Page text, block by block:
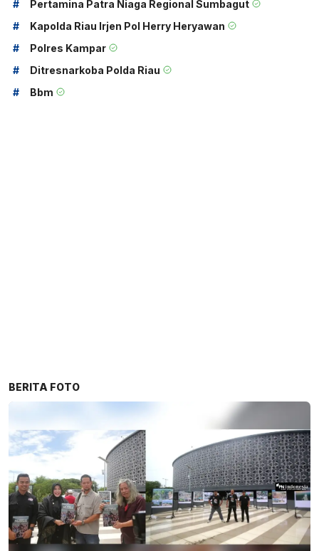
#
Pertamina Patra Niaga Regional Sumbagut
#
Kapolda Riau Irjen Pol Herry Heryawan
#
Polres Kampar
#
Ditresnarkoba Polda Riau
#
Bbm
BERITA FOTO